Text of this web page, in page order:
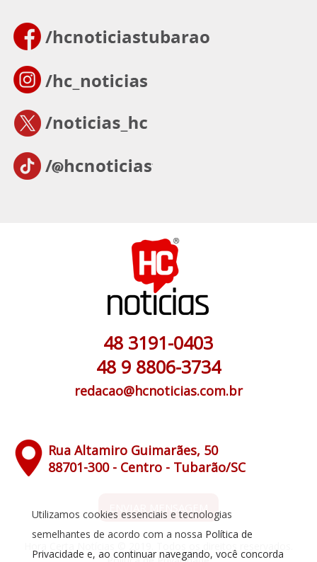
48 3191-0403
48 9 8806-3734
redacao@hcnoticias.com.br
Rua Altamiro Guimarães, 50
88701-300 - Centro - Tubarão/SC
ENVIAR MENSAGEM
Utilizamos cookies essenciais e tecnologias
semelhantes de acordo com a nossa Política de
Privacidade e, ao continuar navegando, você concorda